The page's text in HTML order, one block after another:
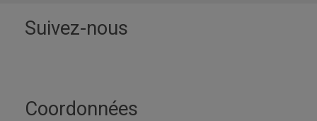
Suivez-nous
Coordonnées